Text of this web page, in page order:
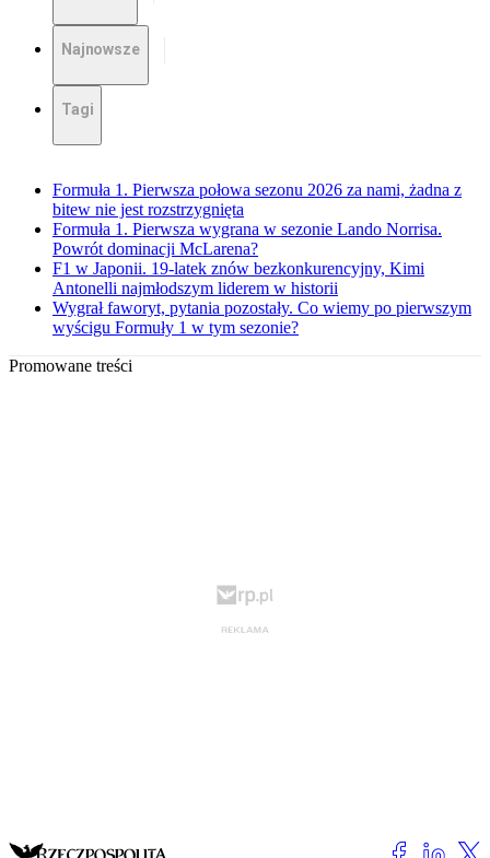
Najnowsze
Tagi
Formuła 1. Pierwsza połowa sezonu 2026 za nami, żadna z
bitew nie jest rozstrzygnięta
Formuła 1. Pierwsza wygrana w sezonie Lando Norrisa.
Powrót dominacji McLarena?
F1 w Japonii. 19-latek znów bezkonkurencyjny, Kimi
Antonelli najmłodszym liderem w historii
Wygrał faworyt, pytania pozostały. Co wiemy po pierwszym
wyścigu Formuły 1 w tym sezonie?
Promowane treści